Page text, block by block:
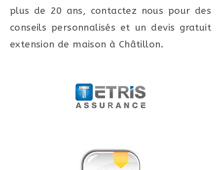
plus de 20 ans, contactez nous pour des
conseils personnalisés et un devis gratuit
extension de maison à Châtillon.